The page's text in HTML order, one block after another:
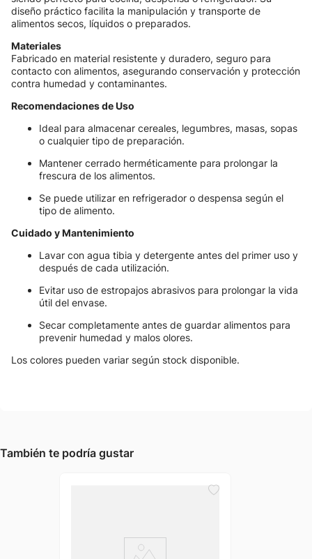
diseño práctico facilita la manipulación y transporte de
alimentos secos, líquidos o preparados.
Materiales
Fabricado en material resistente y duradero, seguro para
contacto con alimentos, asegurando conservación y protección
contra humedad y contaminantes.
Recomendaciones de Uso
Ideal para almacenar cereales, legumbres, masas, sopas
o cualquier tipo de preparación.
Mantener cerrado herméticamente para prolongar la
frescura de los alimentos.
Se puede utilizar en refrigerador o despensa según el
tipo de alimento.
Cuidado y Mantenimiento
Lavar con agua tibia y detergente antes del primer uso y
después de cada utilización.
Evitar uso de estropajos abrasivos para prolongar la vida
útil del envase.
Secar completamente antes de guardar alimentos para
prevenir humedad y malos olores.
Los colores pueden variar según stock disponible.
También te podría gustar